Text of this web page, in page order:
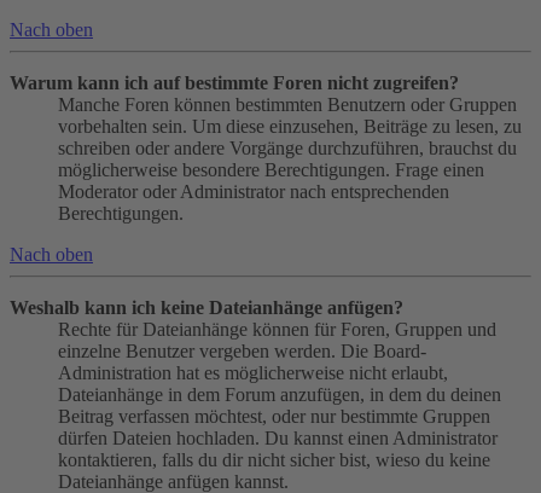
Nach oben
Warum kann ich auf bestimmte Foren nicht zugreifen?
Manche Foren können bestimmten Benutzern oder Gruppen
vorbehalten sein. Um diese einzusehen, Beiträge zu lesen, zu
schreiben oder andere Vorgänge durchzuführen, brauchst du
möglicherweise besondere Berechtigungen. Frage einen
Moderator oder Administrator nach entsprechenden
Berechtigungen.
Nach oben
Weshalb kann ich keine Dateianhänge anfügen?
Rechte für Dateianhänge können für Foren, Gruppen und
einzelne Benutzer vergeben werden. Die Board-
Administration hat es möglicherweise nicht erlaubt,
Dateianhänge in dem Forum anzufügen, in dem du deinen
Beitrag verfassen möchtest, oder nur bestimmte Gruppen
dürfen Dateien hochladen. Du kannst einen Administrator
kontaktieren, falls du dir nicht sicher bist, wieso du keine
Dateianhänge anfügen kannst.